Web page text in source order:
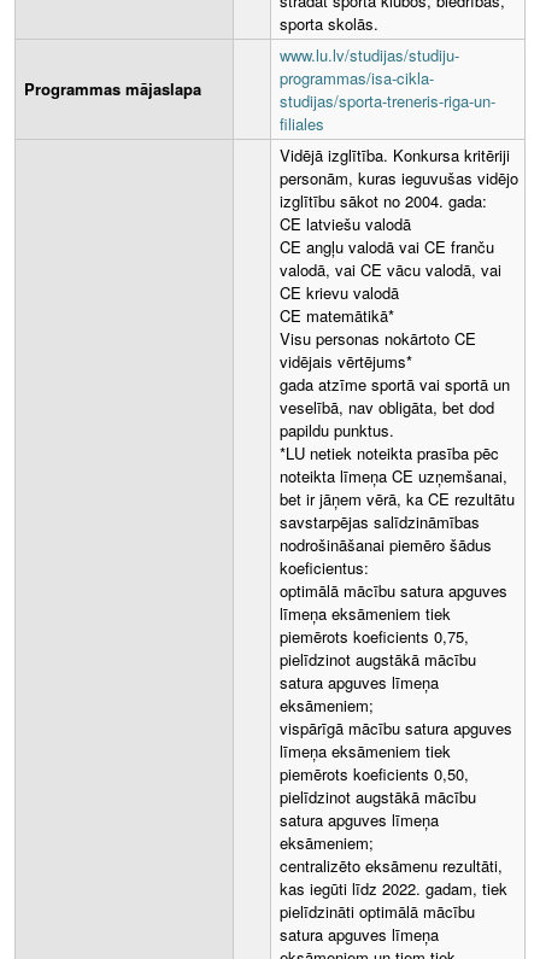
sporta skolās.
Programmas mājaslapa
www.lu.lv/studijas/studiju-
programmas/isa-cikla-
studijas/sporta-treneris-riga-un-
filiales
Vidējā izglītība. Konkursa kritēriji
personām, kuras ieguvušas vidējo
izglītību sākot no 2004. gada:
CE latviešu valodā
CE angļu valodā vai CE franču
valodā, vai CE vācu valodā, vai
CE krievu valodā
CE matemātikā*
Visu personas nokārtoto CE
vidējais vērtējums*
gada atzīme sportā vai sportā un
veselībā, nav obligāta, bet dod
papildu punktus.
*LU netiek noteikta prasība pēc
noteikta līmeņa CE uzņemšanai,
bet ir jāņem vērā, ka CE rezultātu
savstarpējas salīdzināmības
nodrošināšanai piemēro šādus
koeficientus:
optimālā mācību satura apguves
līmeņa eksāmeniem tiek
piemērots koeficients 0,75,
pielīdzinot augstākā mācību
satura apguves līmeņa
eksāmeniem;
vispārīgā mācību satura apguves
līmeņa eksāmeniem tiek
piemērots koeficients 0,50,
pielīdzinot augstākā mācību
satura apguves līmeņa
eksāmeniem;
centralizēto eksāmenu rezultāti,
kas iegūti līdz 2022. gadam, tiek
pielīdzināti optimālā mācību
satura apguves līmeņa